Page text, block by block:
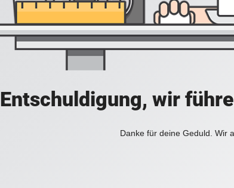
Entschuldigung, wir
Danke für deine Geduld. Wir